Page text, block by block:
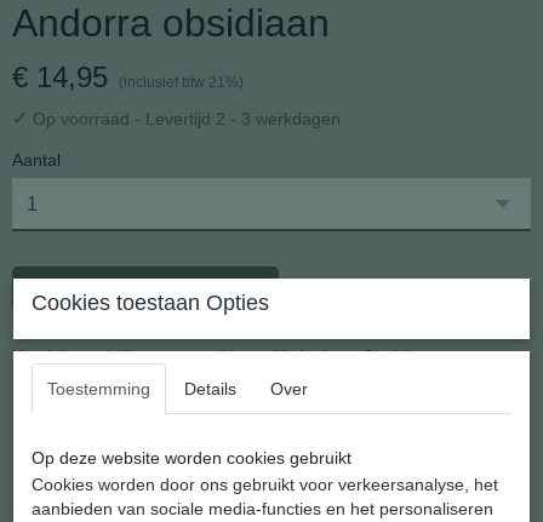
Andorra obsidiaan
€ 14,95 (inclusief btw 21%)
✓ Op voorraad - Levertijd 2 - 3 werkdagen
Aantal
Krachtige schijfhanger van Natuurlijk Andorra Obsidiaan
Door het aan de zijkant ingeboord gaatje wordt een koordje
aangebracht waardoor het prachtig
Cookies toestaan Opties
Toestemming Details Over
Op deze website worden cookies gebruikt
Cookies worden door ons gebruikt voor verkeersanalyse, het
aanbieden van sociale media-functies en het personaliseren